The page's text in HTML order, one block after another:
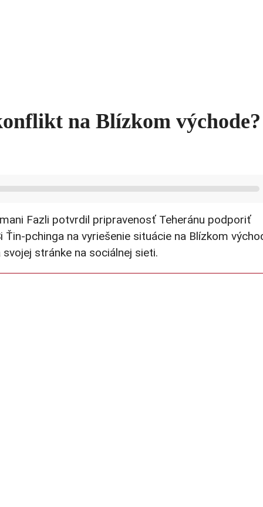
na Blízkom východe?
Fazli potvrdil pripravenosť Teheránu podporiť
pchinga na vyriešenie situácie na Blízkom
stránke na sociálnej sieti.